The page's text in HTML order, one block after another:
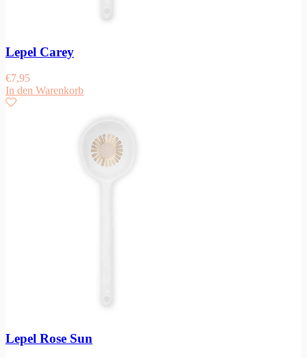
Lepel Carey
€7,95
In den Warenkorb
Lepel Rose Sun